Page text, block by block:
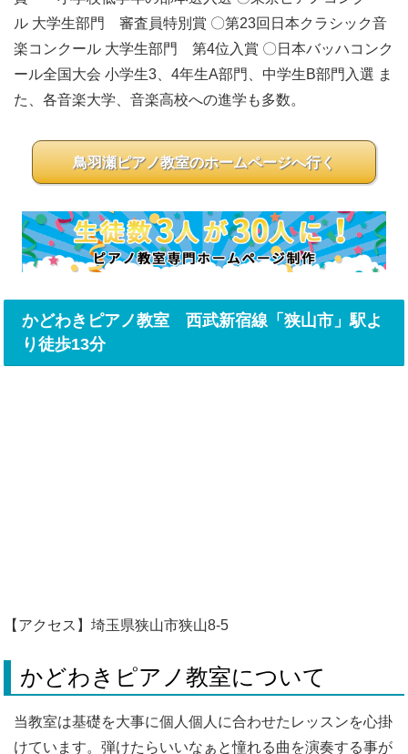
ル 大学生部門 審査員特別賞 〇第23回日本クラシック音
楽コンクール 大学生部門 第4位入賞 〇日本バッハコンク
ール全国大会 小学生3、4年生A部門、中学生B部門入選 ま
た、各音楽大学、音楽高校への進学も多数。
鳥羽瀬ピアノ教室のホームページへ行く
かどわきピアノ教室 西武新宿線「狭山市」駅よ
り徒歩13分
【アクセス】埼玉県狭山市狭山8-5
かどわきピアノ教室について
当教室は基礎を大事に個人個人に合わせたレッスンを心掛
けています。弾けたらいいなぁと憧れる曲を演奏する事が